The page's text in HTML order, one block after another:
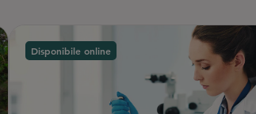
Disponibile online